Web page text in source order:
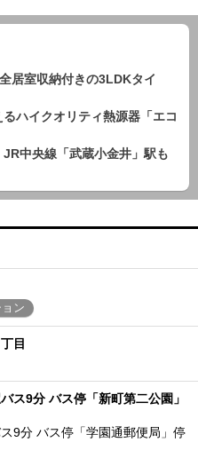
室収納付きの3LDKタイ
ハイクオリティ熱源器「エコ
中央線「武蔵小金井」駅も
ン
目
ス9分 バス停「新町第二公園」
9分 バス停「学園通郵便局」停